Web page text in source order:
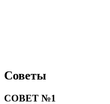
Советы
СОВЕТ №1